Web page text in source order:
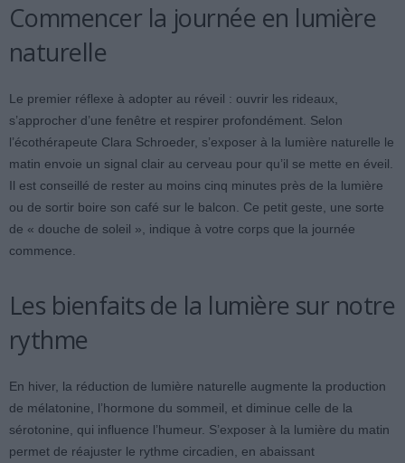
Commencer la journée en lumière
naturelle
Le premier réflexe à adopter au réveil : ouvrir les rideaux,
s’approcher d’une fenêtre et respirer profondément. Selon
l’écothérapeute Clara Schroeder, s’exposer à la lumière naturelle le
matin envoie un signal clair au cerveau pour qu’il se mette en éveil.
Il est conseillé de rester au moins cinq minutes près de la lumière
ou de sortir boire son café sur le balcon. Ce petit geste, une sorte
de « douche de soleil », indique à votre corps que la journée
commence.
Les bienfaits de la lumière sur notre
rythme
En hiver, la réduction de lumière naturelle augmente la production
de mélatonine, l’hormone du sommeil, et diminue celle de la
sérotonine, qui influence l’humeur. S’exposer à la lumière du matin
permet de réajuster le rythme circadien, en abaissant